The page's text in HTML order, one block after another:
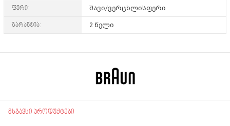
ფერი: შავი/ვერცხლისფერი
გარანტია: 2 წელი
მსგავსი პროდუქტები